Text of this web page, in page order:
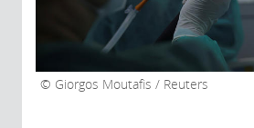
Giorgos Moutafis / Reuters